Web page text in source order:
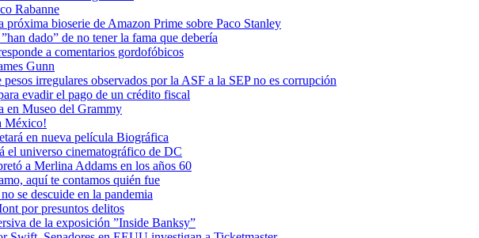
Rabanne
próxima bioserie de Amazon Prime sobre Paco Stanley
dado” de no tener la fama que debería
a comentarios gordofóbicos
Gunn
irregulares observados por la ASF a la SEP no es corrupción
evadir el pago de un crédito fiscal
en Museo del Grammy
México!
en nueva película Biográfica
el universo cinematográfico de DC
a Merlina Addams en los años 60
aquí te contamos quién fue
se descuide en la pandemia
por presuntos delitos
de la exposición ”Inside Banksy”